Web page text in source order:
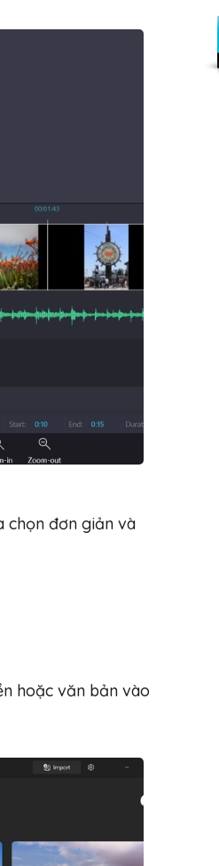
chọn đơn giản và
hoặc văn bản vào